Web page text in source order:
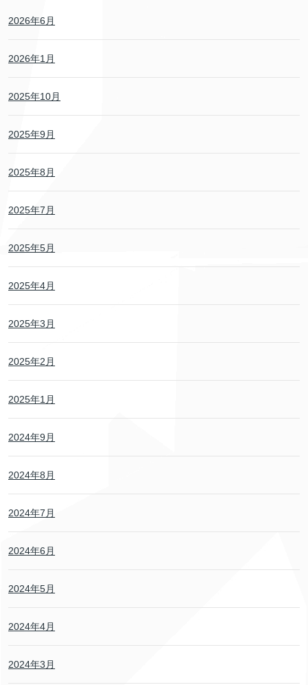
2026年6月
2026年1月
2025年10月
2025年9月
2025年8月
2025年7月
2025年5月
2025年4月
2025年3月
2025年2月
2025年1月
2024年9月
2024年8月
2024年7月
2024年6月
2024年5月
2024年4月
2024年3月